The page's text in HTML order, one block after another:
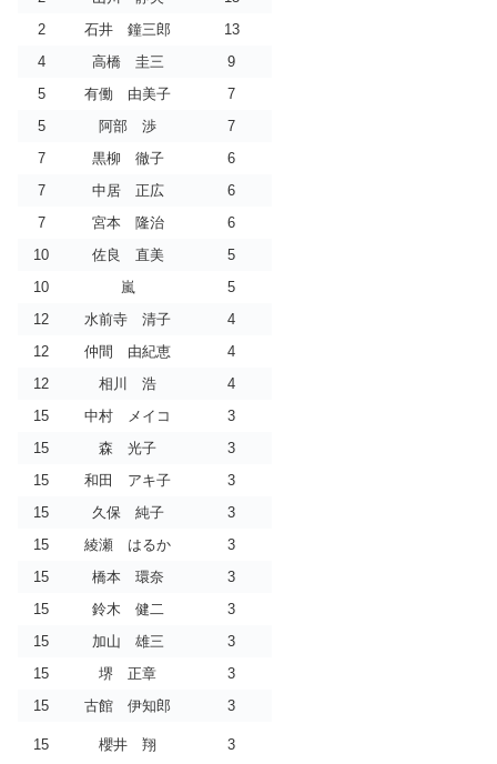
2
石井 鐘三郎
13
4
高橋 圭三
9
5
有働 由美子
7
5
阿部 渉
7
7
黒柳 徹子
6
7
中居 正広
6
7
宮本 隆治
6
10
佐良 直美
5
10
嵐
5
12
水前寺 清子
4
12
仲間 由紀恵
4
12
相川 浩
4
15
中村 メイコ
3
15
森 光子
3
15
和田 アキ子
3
15
久保 純子
3
15
綾瀬 はるか
3
15
橋本 環奈
3
15
鈴木 健二
3
15
加山 雄三
3
15
堺 正章
3
15
古館 伊知郎 3
15 櫻井 翔 3